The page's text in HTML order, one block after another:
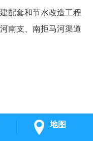
配套和节水改造工程
南支、南拒马河渠道
地图